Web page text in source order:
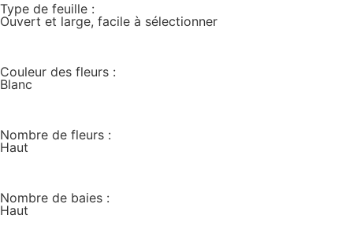
Type de feuille :
Ouvert et large, facile à sélectionner
Couleur des fleurs :
Blanc
Nombre de fleurs :
Haut
Nombre de baies :
Haut